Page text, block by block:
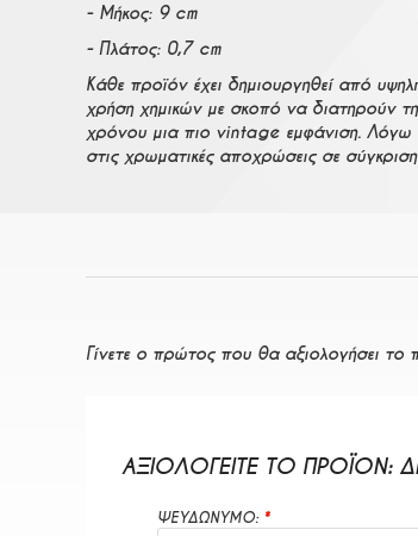
- Μήκος: 9 cm
- Πλάτος: 0,7 cm
Κάθε προϊόν έχει δημιουργηθεί από
χρήση χημικών με σκοπό να διατηρούν
χρόνου μια πιο vintage εμφάνιση. Λόγω
στις χρωματικές αποχρώσεις σε
Γίνετε ο πρώτος που θα αξιολογήσει το
ΑΞΙΟΛΟΓΕΊΤΕ ΤΟ ΠΡΟΪΌΝ:
ΨΕΥΔΩΝΥΜΟ: